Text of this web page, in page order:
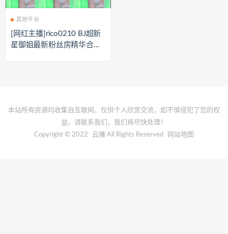
其他平台
[网红主播]rico0210 BJ超新
星御姐最新粉丝房精华合集
本站所有资源均收集自互联网，仅供个人欣赏交流，如不慎侵犯了您的权
益，请联系我们，我们将尽快处理！
Copyright © 2022
云播 All Rights Reserved 网站地图